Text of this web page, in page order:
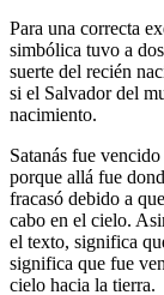
Para una correcta
simbólica tuvo a
suerte del recién
si el Salvador del
nacimiento.
Satanás fue
porque allá fue
fracasó debido a
cabo en el cielo.
el texto, significa
significa que fue
cielo hacia la tierra.